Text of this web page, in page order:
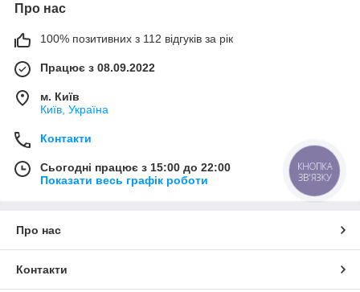
Про нас
100% позитивних з 112 відгуків за рік
Працює з 08.09.2022
м. Київ
Київ, Україна
Контакти
Сьогодні працює з 15:00 до 22:00
Показати весь графік роботи
Про нас
Контакти
КНОПКА
ЗВ'ЯЗКУ